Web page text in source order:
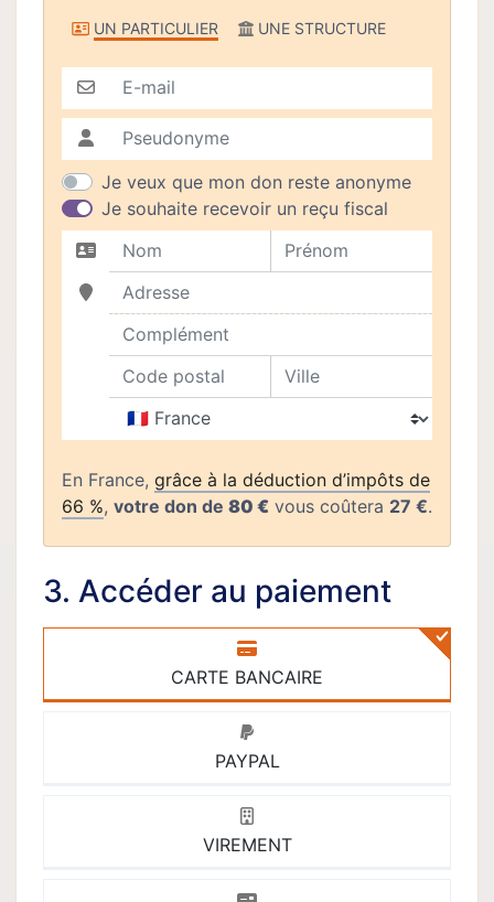
UN PARTICULIER UNE STRUCTURE
E-mail
Pseudonyme
Je veux que mon don reste anonyme
Je souhaite recevoir un reçu fiscal
Nom
Prénom
Adresse
Complément
Code postal
En France, grâce à la déduction d’impôts de
66 %, votre don de 80 € vous coûtera 27 €.
3. Accéder au paiement
CARTE BANCAIRE
PAYPAL
VIREMENT